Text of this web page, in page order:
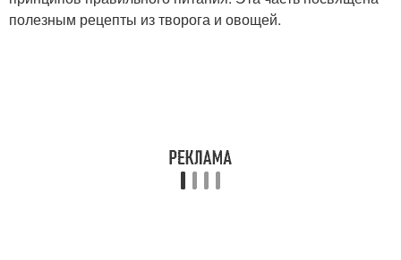
полезным рецепты из творога и овощей.